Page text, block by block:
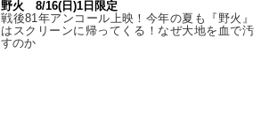
野火 8/16(日)1日限定
戦後81年アンコール上映！今年の夏も『野火』
はスクリーンに帰ってくる！なぜ大地を血で汚
すのか